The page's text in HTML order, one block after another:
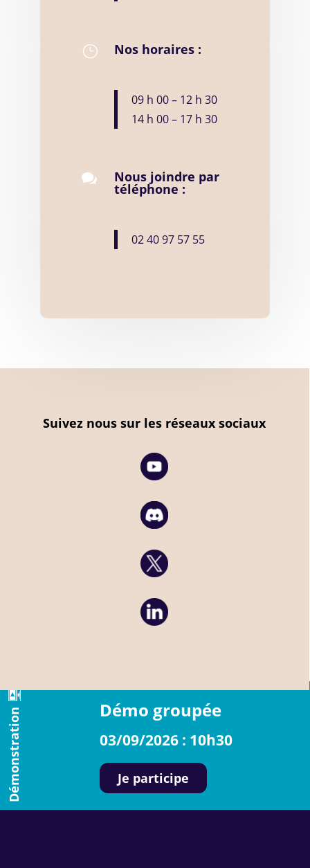
} Nos horaires :
09 h 00 – 12 h 30
14 h 00 – 17 h 30
 Nous joindre par
téléphone :
02 40 97 57 55
Suivez nous sur les réseaux sociaux
Démonstration Démo groupée
03/09/2026 : 10h30
Je participe